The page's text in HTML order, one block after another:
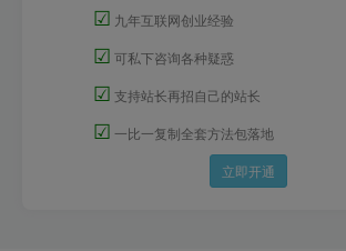
☑ 九年互联网创业经验
☑ 可私下咨询各种疑惑
☑ 支持站长再招自己的站长
☑ 一比一复制全套方法包落地
立即开通